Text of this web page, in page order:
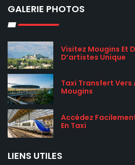
GALERIE PHOTOS
Visitez Mougins Et
D’artistes Unique
Taxi Transfert
Mougins
Accédez
En Taxi
LIENS UTILES